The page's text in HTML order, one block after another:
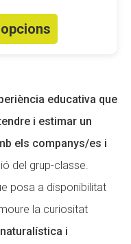
educativa que
i estimar un
els companys/es i
del grup-classe.
posa a disponibilitat
la curiositat
i